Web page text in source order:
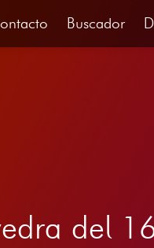
Buscador
del